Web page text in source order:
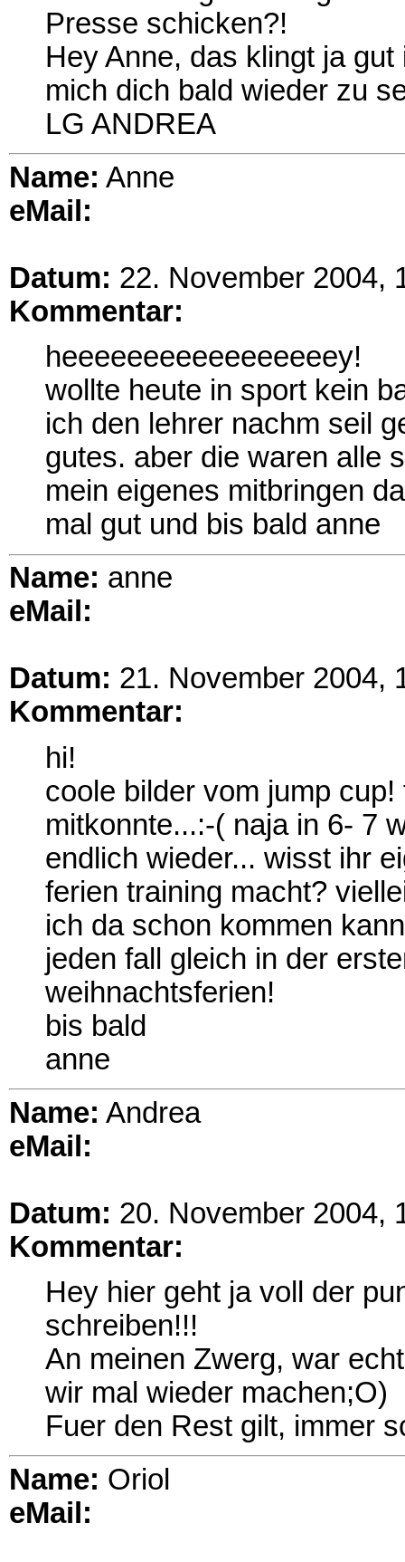
Presse schicken?!
Hey Anne, das klingt ja
mich dich bald wieder zu
LG ANDREA
Name: Anne
eMail:
Datum: 22. November 2004,
Kommentar:
heeeeeeeeeeeeeeeeey!
wollte heute in sport kein
ich den lehrer nachm seil
gutes. aber die waren alle
mein eigenes mitbringen
mal gut und bis bald anne
Name: anne
eMail:
Datum: 21. November 2004,
Kommentar:
hi!
coole bilder vom jump
mitkonnte...:-( naja in 6- 7
endlich wieder... wisst ihr
ferien training macht?
ich da schon kommen
jeden fall gleich in der
weihnachtsferien!
bis bald
anne
Name: Andrea
eMail:
Datum: 20. November 2004,
Kommentar:
Hey hier geht ja voll der
schreiben!!!
An meinen Zwerg, war
wir mal wieder machen;O)
Fuer den Rest gilt, immer
Name: Oriol
eMail: